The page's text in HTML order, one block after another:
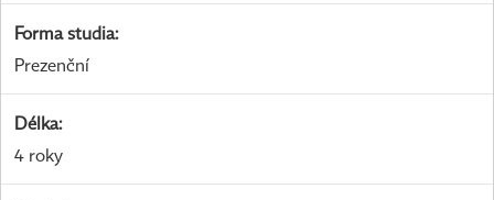
Forma studia:
Prezenční
Délka:
4 roky